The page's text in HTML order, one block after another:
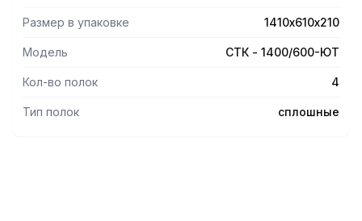
Размер в упаковке 1410х610х210
Модель СТК - 1400/600-ЮТ
Кол-во полок 4
Тип полок сплошные